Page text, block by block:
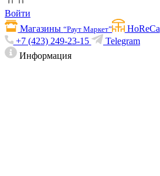
Войти
Магазины“Раут Маркет”
HoReCa
+7 (423) 249-23-15
Telegram
Информация